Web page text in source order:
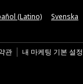
(Latino) Svenska
관 내 마케팅 기본 설정